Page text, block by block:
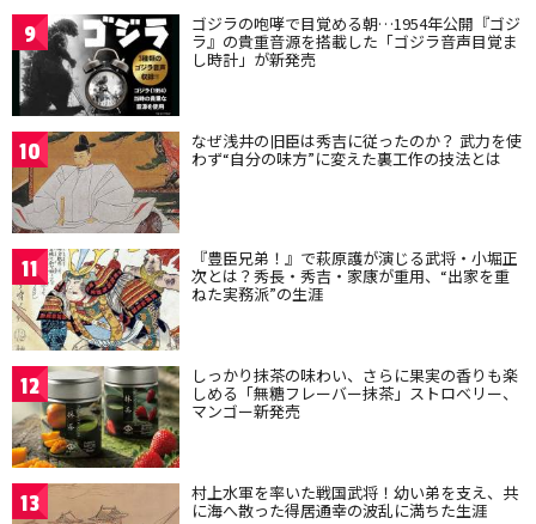
9 ゴジラの咆哮で目覚める朝…1954年公開『ゴジ
ラ』の貴重音源を搭載した「ゴジラ音声目覚ま
し時計」が新発売
10 なぜ浅井の旧臣は秀吉に従ったのか？ 武力を使
わず“自分の味方”に変えた裏工作の技法とは
11 『豊臣兄弟！』で萩原護が演じる武将・小堀正
次とは？秀長・秀吉・家康が重用、“出家を重
ねた実務派”の生涯
12 しっかり抹茶の味わい、さらに果実の香りも楽
しめる「無糖フレーバー抹茶」ストロベリー、
マンゴー新発売
13 村上水軍を率いた戦国武将！幼い弟を支え、共
に海へ散った得居通幸の波乱に満ちた生涯